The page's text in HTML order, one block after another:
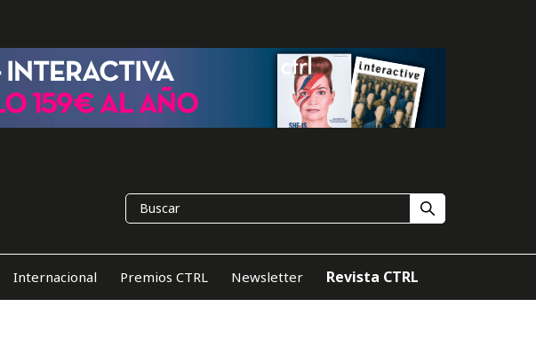
Internacional Premios CTRL Newsletter Revista CTRL